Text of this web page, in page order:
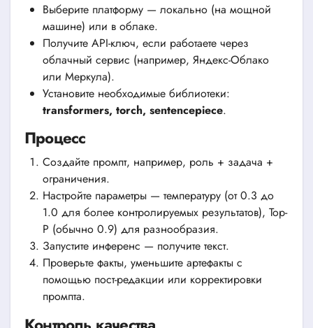
Выберите платформу — локально (на мощной
машине) или в облаке.
Получите API-ключ, если работаете через
облачный сервис (например, Яндекс-Облако
или Меркула).
Установите необходимые библиотеки:
transformers, torch, sentencepiece.
Процесс
Создайте промпт, например, роль + задача +
ограничения.
Настройте параметры — температуру (от 0.3 до
1.0 для более контролируемых результатов), Top-
P (обычно 0.9) для разнообразия.
Запустите инференс — получите текст.
Проверьте факты, уменьшите артефакты с
помощью пост-редакции или корректировки
промпта.